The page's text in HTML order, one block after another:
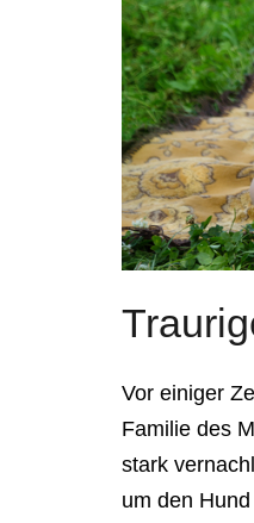
Vor einiger
Familie des
stark
um den